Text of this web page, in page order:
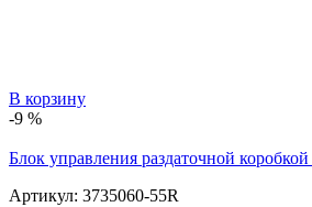
В корзину
-9 %
Блок управления раздаточной
Артикул: 3735060-55R